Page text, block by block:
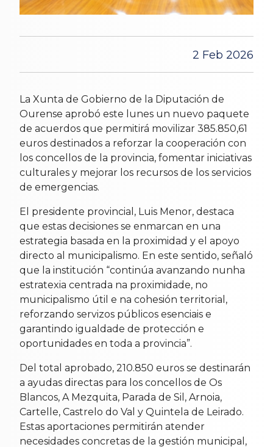
2 Feb 2026
La Xunta de Gobierno de la Diputación de
Ourense aprobó este lunes un nuevo paquete
de acuerdos que permitirá movilizar 385.850,61
euros destinados a reforzar la cooperación con
los concellos de la provincia, fomentar iniciativas
culturales y mejorar los recursos de los servicios
de emergencias.
El presidente provincial, Luis Menor, destaca
que estas decisiones se enmarcan en una
estrategia basada en la proximidad y el apoyo
directo al municipalismo. En este sentido, señaló
que la institución “continúa avanzando nunha
estratexia centrada na proximidade, no
municipalismo útil e na cohesión territorial,
reforzando servizos públicos esenciais e
garantindo igualdade de protección e
oportunidades en toda a provincia”.
Del total aprobado, 210.850 euros se destinarán
a ayudas directas para los concellos de Os
Blancos, A Mezquita, Parada de Sil, Arnoia,
Cartelle, Castrelo do Val y Quintela de Leirado.
Estas aportaciones permitirán atender
necesidades concretas de la gestión municipal,